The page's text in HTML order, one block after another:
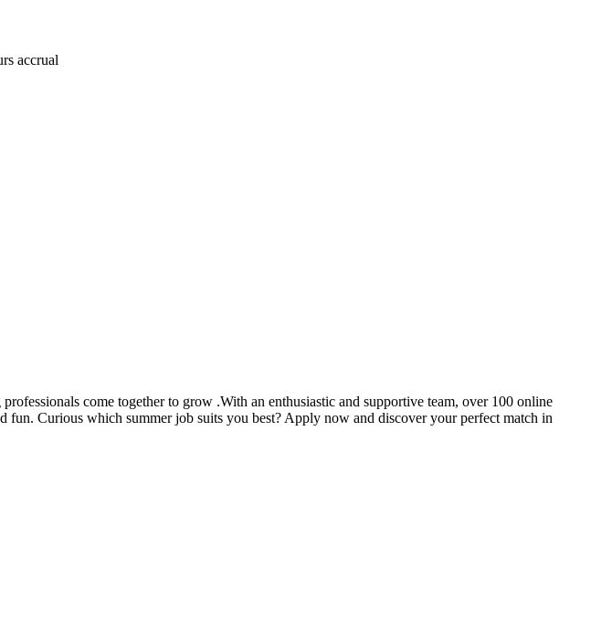
accrual
come together to grow .With an enthusiastic and supportive team, over 100 online
Curious which summer job suits you best? Apply now and discover your perfect match in